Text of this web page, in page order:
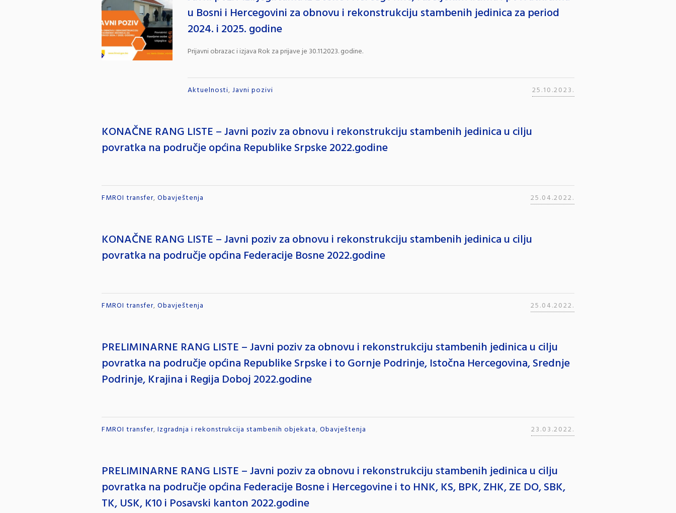
u Bosni i Hercegovini za obnovu i rekonstrukciju stambenih jedinica za period
2024. i 2025. godine
Prijavni obrazac i izjava Rok za prijave je 30.11.2023. godine.
Aktuelnosti, Javni pozivi 25.10.2023.
KONAČNE RANG LISTE – Javni poziv za obnovu i rekonstrukciju stambenih jedinica u cilju
povratka na područje općina Republike Srpske 2022.godine
FMROI transfer, Obavještenja 25.04.2022.
KONAČNE RANG LISTE – Javni poziv za obnovu i rekonstrukciju stambenih jedinica u cilju
povratka na područje općina Federacije Bosne 2022.godine
FMROI transfer, Obavještenja 25.04.2022.
PRELIMINARNE RANG LISTE – Javni poziv za obnovu i rekonstrukciju stambenih jedinica u cilju
povratka na područje općina Republike Srpske i to Gornje Podrinje, Istočna Hercegovina, Srednje
Podrinje, Krajina i Regija Doboj 2022.godine
FMROI transfer, Izgradnja i rekonstrukcija stambenih objekata, Obavještenja 23.03.2022.
PRELIMINARNE RANG LISTE – Javni poziv za obnovu i rekonstrukciju stambenih jedinica u cilju
povratka na područje općina Federacije Bosne i Hercegovine i to HNK, KS, BPK, ZHK, ZE DO, SBK,
TK, USK, K10 i Posavski kanton 2022.godine